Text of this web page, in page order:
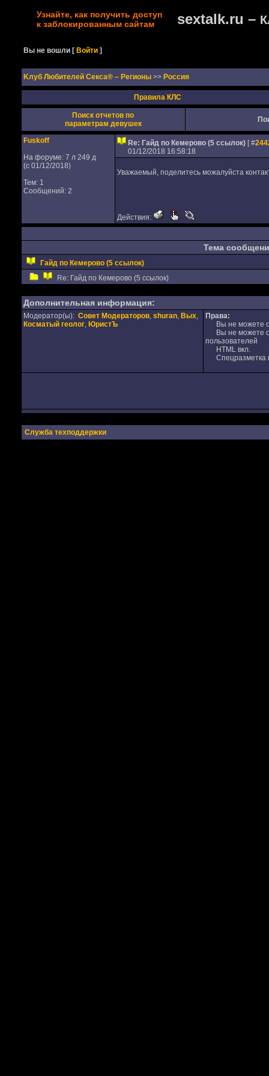
Узнайте, как получить доступ
к заблокированным сайтам
sextalk.ru –
Вы не вошли [Войти ]
Kлуб Любителей Секса® – Регионы >> Россия
Правила КЛС
Поиск отчетов по
параметрам девушек
Fuskoff
На форуме: 7 л 249 д
(с 01/12/2018)
Тем: 1
Сообщений: 2
Re: Гайд по Кемерово (5 ссылок) [ #
01/12/2018 16:58:18
Уважаемый, поделитесь можалуйста
Действия:
Тема
Гайд по Кемерово (5 ссылок)
Re: Гайд по Кемерово (5 ссылок)
Дополнительная информация:
Модератор(ы): Совет Модераторов, shuran, Вых,
Косматый геолог, ЮристЪ
Права:
Вы не можете
Вы не можете
пользователей
HTML вкл.
Спецразметка
Служба техподдержки